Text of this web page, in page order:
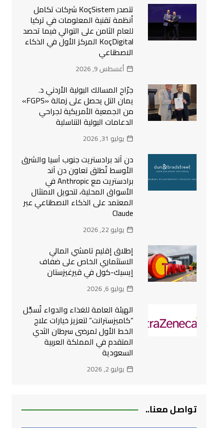
تتصدر KoçSistem شركات تكامل
أنظمة تقنية المعلومات في تركيا
للعام الثامن على التوالي فيما تحصد
KoçDigital المركز الأول في الذكاء
الاصطناعي
أغسطس 9, 2026
جرّاح المسالك البولية الأردني د.
يمان التل يحصل على زمالة «FGPS»
من الجمعية الأمريكية لجراحي
الدعامات البولية التناسلية
يوليو 31, 2026
دن آند برادستريت جنوب آسيا والشرق
الأوسط تُطلق تعاون دن آند
برادستريت مع Anthropic في
الأسواق المحلية، لتحويل الامتثال
المعتمد على الذكاء الاصطناعي عبر
Claude
يوليو 22, 2026
إطلاق إقليم تامشي المالي
الاستثماري الخاص على ضفاف
إيسيك-كول في قيرغيزستان
يوليو 6, 2026
الهيئة العامة للغذاء والدواء تُسجِّل
“كاميزسترانت” لتعزيز خيارات علاج
الخط الأول لمرضى سرطان الثدي
المتقدم في المملكة العربية
السعودية
يوليو 2, 2026
تواصل معنا..